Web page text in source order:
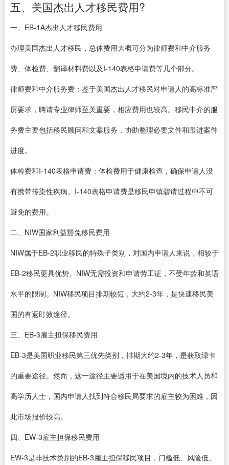
五、美国杰出人才移民费用?
一、EB-1A杰出人才移民费用
办理美国杰出人才移民，总体费用大概可分为律师费和中介服务
费、体检费、翻译材料费以及I-140表格申请费等几个部分。
律师费和中介服务费：鉴于美国杰出人才移民对申请人的高标准严
厉要求，聘请专业律师至关重要，相应费用也较高。移民中介的服
务费主要包括移民顾问和文案服务，协助整理必要文件和跟进案件
进度。
体检费和I-140表格申请费：体检费用于健康检查，确保申请人没
有携带传染性疾病。I-140表格申请费是移民申镇碧请过程中不可
避免的费用。
二、NIW国家利益豁免移民费用
NIW属于EB-2职业移民的特殊子类别，对国内申请人来说，相较于
EB-2移民更具优势。NIW无需投资和申请劳工证，不受年龄和英语
水平的限制。NIW移民项目排期较短，大约2-3年，是快速移民美
国的有返盯效途径。
三、EB-3雇主担保移民费用
EB-3是美国职业移民第三优先类别，排期大约2-3年，是获取绿卡
的重要途径。然而，这一途径主要适用于在美国境内的技术人员和
高学历人士，国内申请人找到符合移民局要求的雇主较为困难，因
此市场报价较高。
四、EW-3雇主担保移民费用
EW-3是非技术类别的EB-3雇主担保移民项目，门槛低、风险低、